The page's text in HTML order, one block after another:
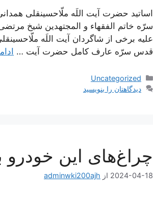
اساتید حضرت آیت اللَه ملّاحسینقلی
سرّه خاتم الفقهاء و المجتهدین شیخ
علیه برخی از شاگردان آیت اللَه
قدس سرّه عارف کامل حضرت آیت …
دسته‌ها
Uncategorized
دیدگاهتان را بنویسید
چراغ‌های این
2024-04-18 از adminwki200ajh